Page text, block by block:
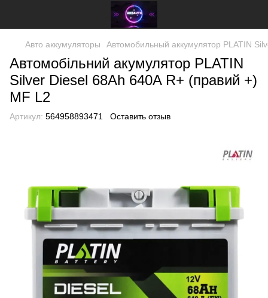
Авто аккумуляторы Автомобильный аккумулятор PLATIN
Автомобільний акумулятор PLATIN
Silver Diesel 68Ah 640A R+ (правий +)
MF L2
Артикул: 564958893471 Оставить отзыв